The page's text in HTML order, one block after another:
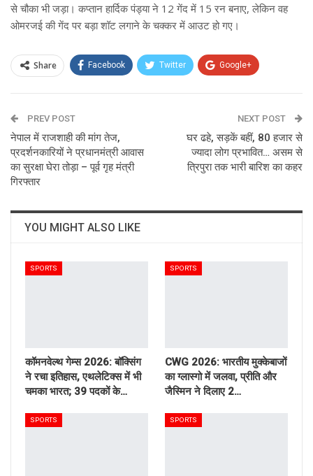
से चौका भी जड़ा। कप्तान हार्दिक पंड्या ने 12 गेंद में 15 रन बनाए, लेकिन वह
ओमरजई की गेंद पर बड़ा शॉट लगाने के चक्कर में आउट हो गए।
Share Facebook Twitter Google+
Email
PREV POST
नेपाल में राजशाही की मांग तेज,
प्रदर्शनकारियों ने प्रधानमंत्री आवास
का सुरक्षा घेरा तोड़ा – पूर्व गृह मंत्री
गिरफ्तार
NEXT POST
घर ढहे, सड़कें बहीं, 80 हजार से
ज्यादा लोग प्रभावित… असम से
त्रिपुरा तक भारी बारिश का कहर
YOU MIGHT ALSO LIKE
SPORTS
कॉमनवेल्थ गेम्स 2026: बॉक्सिंग
ने रचा इतिहास, एथलेटिक्स में भी
चमका भारत; 39 पदकों के…
SPORTS
CWG 2026: भारतीय मुक्केबाजों
का ग्लास्गो में जलवा, प्रीति और
जैस्मिन ने दिलाए 2…
SPORTS SPORTS